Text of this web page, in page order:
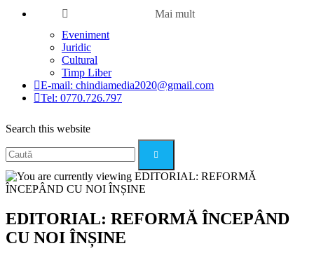
Mai mult
Eveniment
Juridic
Cultural
Timp Liber
E-mail: chindiamedia2020@gmail.com
Tel: 0770.726.797
Search this website
EDITORIAL: REFORMĂ ÎNCEPÂND
CU NOI ÎNȘINE